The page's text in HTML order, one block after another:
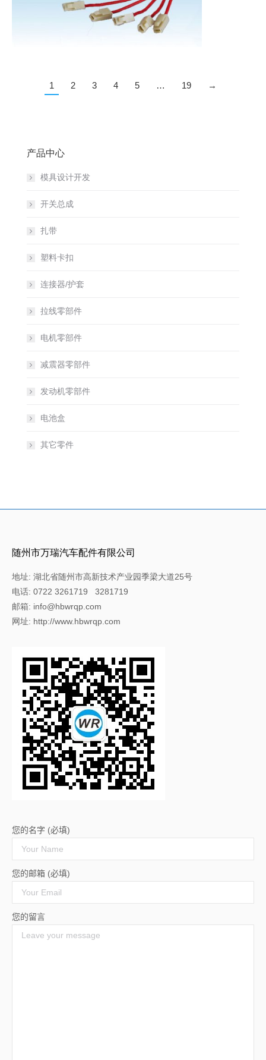
1 2 3 4 5 … 19 →
产品中心
模具设计开发
开关总成
扎带
塑料卡扣
连接器/护套
拉线零部件
电机零部件
减震器零部件
发动机零部件
电池盒
其它零件
随州市万瑞汽车配件有限公司
地址: 湖北省随州市高新技术产业园季梁大道25号
电话: 0722 3261719 3281719
邮箱: info@hbwrqp.com
网址: http://www.hbwrqp.com
您的名字 (必填)
您的邮箱 (必填)
您的留言